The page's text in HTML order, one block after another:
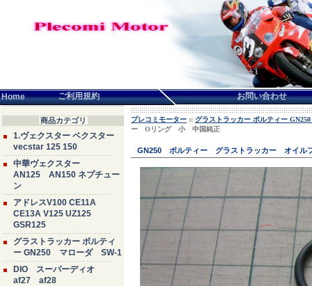
Home ご利用規約 お問い合わせ
商品カテゴリ
1.ヴェクスター ベクスター
vecstar 125 150
中華ヴェクスター
AN125 AN150 ネプチュー
ン
アドレスV100 CE11A
CE13A V125 UZ125
GSR125
グラストラッカー ボルティ
ー GN250 マローダ SW-1
DIO スーパーディオ
af27 af28
プレコミモーター :: グラストラッカー ボルティー
ー Oリング 小 中国純正
GN250 ボルティー グラストラッカー オイ